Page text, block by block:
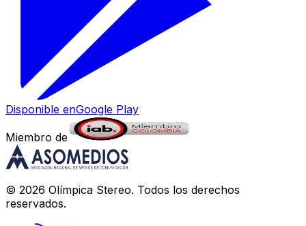
Disponible enGoogle Play
Miembro de
© 2026 Olímpica Stereo. Todos los derechos
reservados.